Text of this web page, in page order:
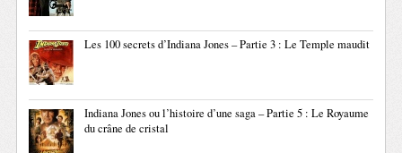
Les 100 secrets d’Indiana Jones – Partie 3 : Le Temple maudit
Indiana Jones ou l’histoire d’une saga – Partie 5 : Le Royaume
du crâne de cristal